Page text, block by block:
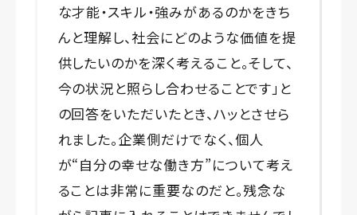
な才能・スキル・強みがあるのかをきち
んと理解し、社会にどのような価値を提
供したいのかを深く考えること。そして、
今の状況と照らし合わせることです」と
の回答をいただいたとき、ハッとさせら
れました。企業側だけでなく、個人
が“自分の幸せな働き方”について考え
ることは非常に重要なのだと。残念な